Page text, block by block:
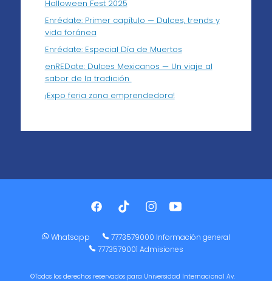
Halloween Fest 2025
Enrédate: Primer capítulo — Dulces, trends y
vida foránea
Enrédate: Especial Día de Muertos
enREDate: Dulces Mexicanos — Un viaje al
sabor de la tradición
¡Expo feria zona emprendedora!
Whatsapp
7773579000 Información general
7773579001 Admisiones
©Todos los derechos reservados para Universidad Internacional Av.